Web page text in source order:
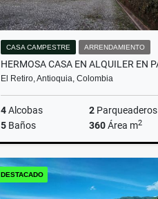
CASA CAMPESTRE ARRENDAMIENTO
El Retiro, Antioquia, Colombia
4Alcobas 2 Parqueaderos
5 Baños 360Área m2
$13.000.000
DESTACADO